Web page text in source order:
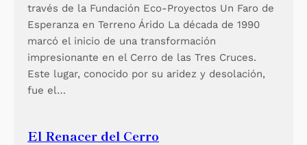
través de la Fundación Eco-Proyectos Un Faro de
Esperanza en Terreno Árido La década de 1990
marcó el inicio de una transformación
impresionante en el Cerro de las Tres Cruces.
Este lugar, conocido por su aridez y desolación,
fue el…
El Renacer del Cerro